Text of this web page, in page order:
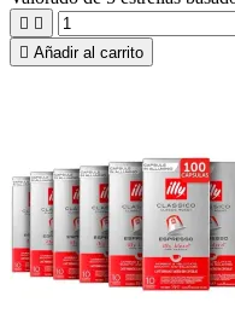
 
 Añadir al carrito